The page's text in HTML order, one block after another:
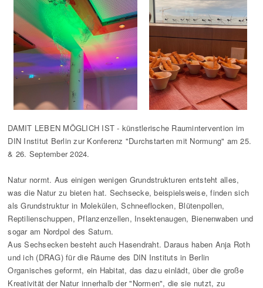
DAMIT LEBEN MÖGLICH IST - künstlerische Raumintervention im
DIN Institut Berlin zur Konferenz "Durchstarten mit Normung" am 25.
& 26. September 2024.
Natur normt. Aus einigen wenigen Grundstrukturen entsteht alles,
was die Natur zu bieten hat. Sechsecke, beispielsweise, finden sich
als Grundstruktur in Molekülen, Schneeflocken, Blütenpollen,
Reptilienschuppen, Pflanzenzellen, Insektenaugen, Bienenwaben und
sogar am Nordpol des Saturn.
Aus Sechsecken besteht auch Hasendraht. Daraus haben Anja Roth
und ich (DRAG) für die Räume des DIN Instituts in Berlin
Organisches geformt, ein Habitat, das dazu einlädt, über die große
Kreativität der Natur innerhalb der "Normen", die sie nutzt, zu